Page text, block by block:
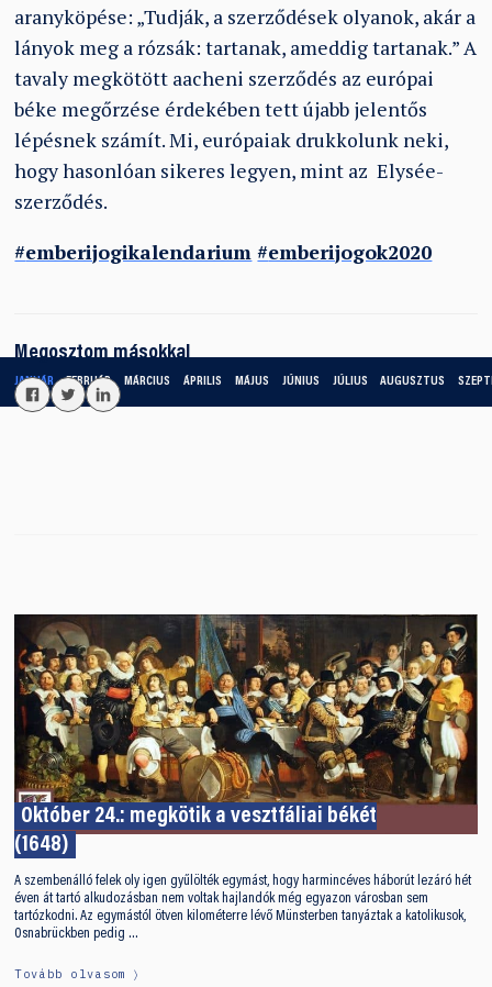
JANUÁR FEBRUÁR MÁRCIUS ÁPRILIS MÁJUS JÚNIUS JÚLIUS AUGUSZTUS
aranyköpése: „Tudják, a szerződések olyanok, akár a
lányok meg a rózsák: tartanak, ameddig tartanak.” A
tavaly megkötött aacheni szerződés az európai
béke megőrzése érdekében tett újabb jelentős
lépésnek számít. Mi, európaiak drukkolunk neki,
hogy hasonlóan sikeres legyen, mint az Elysée-
szerződés.
#emberijogikalendarium #emberijogok2020
Megosztom másokkal
Október 24.: megkötik a vesztfáliai békét
(1648)
A szembenálló felek oly igen gyűlölték egymást, hogy harmincéves háborút lezáró hét
éven át tartó alkudozásban nem voltak hajlandók még egyazon városban sem
tartózkodni. Az egymástól ötven kilométerre lévő Münsterben tanyáztak a katolikusok,
Osnabrückben pedig …
Tovább olvasom